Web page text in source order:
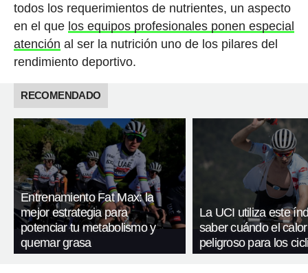
todos los requerimientos de nutrientes, un aspecto
en el que los equipos profesionales ponen especial
atención al ser la nutrición uno de los pilares del
rendimiento deportivo.
RECOMENDADO
Entrenamiento Fat Max: la
mejor estrategia para
potenciar tu metabolismo y
quemar grasa
La UCI utiliza este
saber cuándo el
peligroso para los